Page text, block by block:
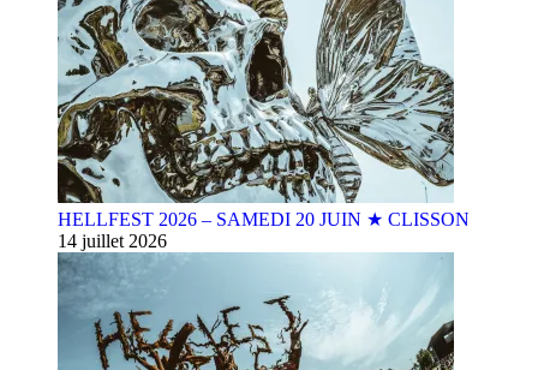
HELLFEST 2026 – SAMEDI 20 JUIN ★ CLISSON
14 juillet 2026